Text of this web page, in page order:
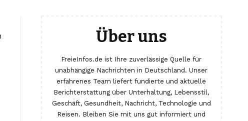
Über uns
FreieInfos.de ist Ihre zuverlässige Quelle für
unabhängige Nachrichten in Deutschland. Unser
erfahrenes Team liefert fundierte und aktuelle
Berichterstattung über Unterhaltung, Lebensstil,
Geschäft, Gesundheit, Nachricht, Technologie und
Reisen. Bleiben Sie mit uns gut informiert und